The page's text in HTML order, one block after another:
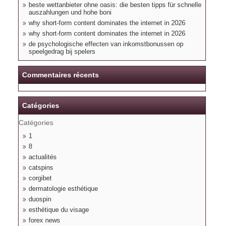
beste wettanbieter ohne oasis: die besten tipps für schnelle
auszahlungen und hohe boni
why short-form content dominates the internet in 2026
why short-form content dominates the internet in 2026
de psychologische effecten van inkomstbonussen op
speelgedrag bij spelers
Commentaires récents
Catégories
Catégories
1
8
actualités
catspins
corgibet
dermatologie esthétique
duospin
esthétique du visage
forex news